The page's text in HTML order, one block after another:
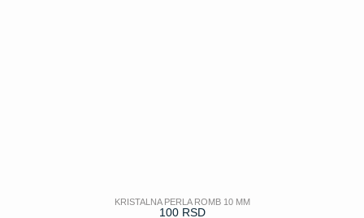
KRISTALNA PERLA ROMB 10 MM
100 RSD